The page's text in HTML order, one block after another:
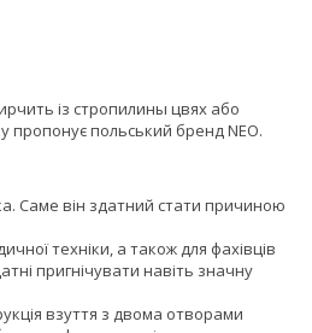
із стропилины цвях або
пропонує польський бренд NEO.
Саме він здатний стати причиною
техніки, а також для фахівців
пригнічувати навіть значну
взуття з двома отворами